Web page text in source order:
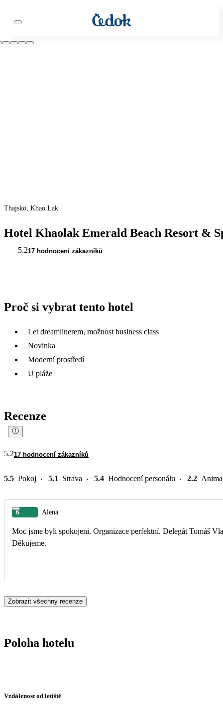
Thajsko, Khao Lak
Hotel Khaolak Emerald Beach Resort &
5.217 hodnocení zákazníků
Proč si vybrat tento hotel
Let dreamlinerem, možnost business class
Novinka
Moderní prostředí
U pláže
Recenze
5.217 hodnocení zákazníků
5.5 Pokoj 5.1 Strava 5.4 Hodnocení personálu 2.2
6 Alena
Moc jsme byli spokojeni. Organizace perfektní. Delegát Tomáš
Děkujeme.
Zobrazit všechny recenze
Poloha hotelu
Vzdálenost od letiště